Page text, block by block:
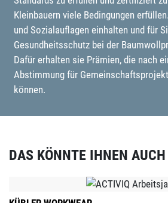
Kleinbauern viele Bedingungen
und Sozialauflagen einhalten und für
Gesundheitsschutz bei der
Dafür erhalten sie Prämien, die nach
Abstimmung für
können.
DAS KÖNNTE IHNEN AUCH
Produktgalerie überspringen